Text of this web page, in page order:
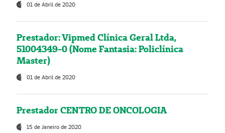
01 de Abril de 2020
Prestador: Vipmed Clínica Geral Ltda,
51004349-0 (Nome Fantasia: Policlínica
Master)
01 de Abril de 2020
Prestador CENTRO DE ONCOLOGIA
15 de Janeiro de 2020